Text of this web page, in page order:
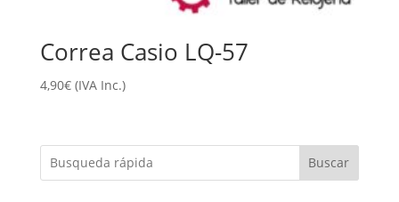
Correa Casio LQ-57
4,90€ (IVA Inc.)
Buscar